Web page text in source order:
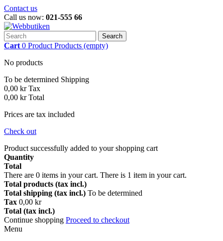
Contact us
Call us now: 021-555 66
Search
Cart 0 Product Products (empty)
No products
To be determined Shipping
0,00 kr Tax
0,00 kr Total
Prices are tax included
Check out
Product successfully added to your shopping cart
Quantity
Total
There are 0 items in your cart. There is 1 item in your cart.
Total products (tax incl.)
Total shipping (tax incl.) To be determined
Tax 0,00 kr
Total (tax incl.)
Continue shopping Proceed to checkout
Menu